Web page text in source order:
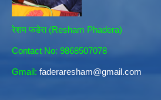
रेशम फडेरा (Resham Phadera)
Contact No: 9868507078
Gmail: faderaresham@gmail.com